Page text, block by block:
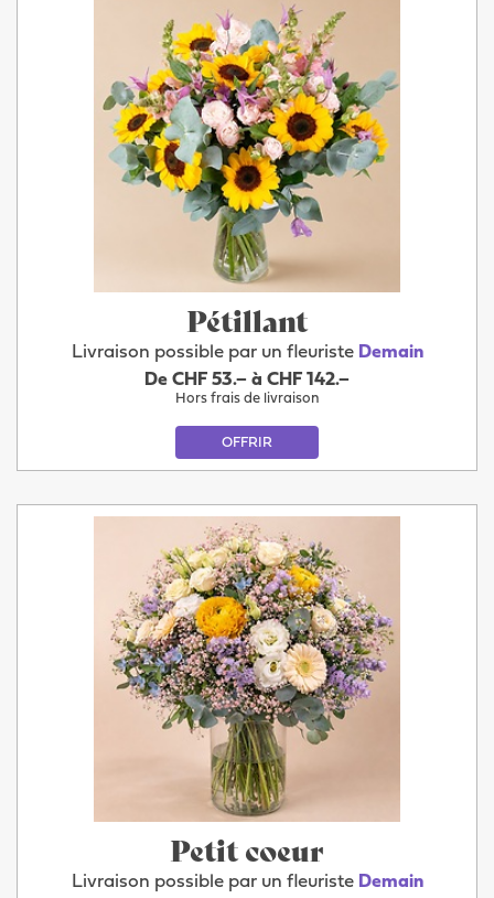
Pétillant
Livraison possible par un fleuriste Demain
De CHF 53.– à CHF 142.–
Hors frais de livraison
OFFRIR
Petit coeur
Livraison possible par un fleuriste Demain